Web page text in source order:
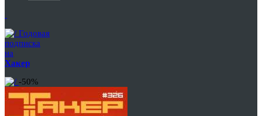
Годовая
подписка
на
Хакер
-50%